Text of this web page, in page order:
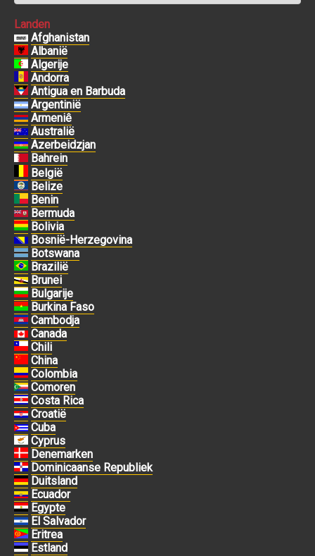
Landen
Afghanistan
Albanië
Algerije
Andorra
Antigua en Barbuda
Argentinië
Armeniê
Australië
Azerbeidzjan
Bahrein
België
Belize
Benin
Bermuda
Bolivia
Bosnië-Herzegovina
Botswana
Brazilië
Brunei
Bulgarije
Burkina Faso
Cambodja
Canada
Chili
China
Colombia
Comoren
Costa Rica
Croatië
Cuba
Cyprus
Denemarken
Dominicaanse Republiek
Duitsland
Ecuador
Egypte
El Salvador
Eritrea
Estland